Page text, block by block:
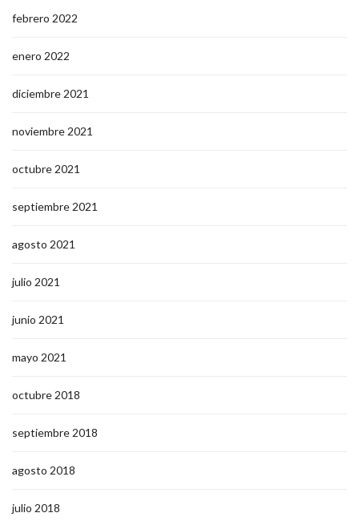
febrero 2022
enero 2022
diciembre 2021
noviembre 2021
octubre 2021
septiembre 2021
agosto 2021
julio 2021
junio 2021
mayo 2021
octubre 2018
septiembre 2018
agosto 2018
julio 2018